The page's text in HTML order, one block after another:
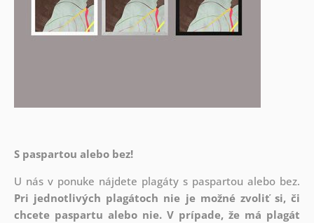
S paspartou alebo bez!
U nás v ponuke nájdete plagáty s paspartou alebo bez.
Pri jednotlivých plagátoch nie je možné zvoliť si, či
chcete paspartu alebo nie. V prípade, že má plagát